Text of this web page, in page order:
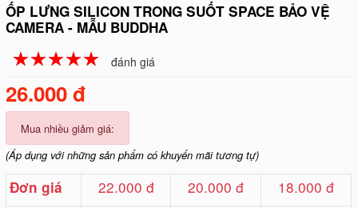
ỐP LƯNG SILICON TRONG SUỐT SPACE BẢO VỆ
CAMERA - MẪU BUDDHA
☆☆☆☆☆
★★★★★ đánh giá
26.000 đ
Mua nhiều giảm giá:
(Áp dụng với những sản phẩm có khuyến mãi tương tự)
Đơn giá 22.000 đ 20.000 đ 18.000 đ